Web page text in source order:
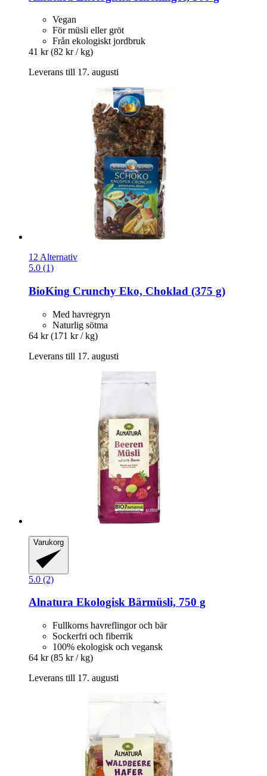
Vegan
För müsli eller gröt
Från ekologiskt jordbruk
41 kr (82 kr / kg)
Leverans till 17. augusti
12 Alternativ
5.0 (1)
BioKing Crunchy Eko, Choklad (375 g)
Med havregryn
Naturlig sötma
64 kr (171 kr / kg)
Leverans till 17. augusti
Varukorg
5.0 (2)
Alnatura Ekologisk Bärmüsli, 750 g
Fullkorns havreflingor och bär
Sockerfri och fiberrik
100% ekologisk och vegansk
64 kr (85 kr / kg)
Leverans till 17. augusti